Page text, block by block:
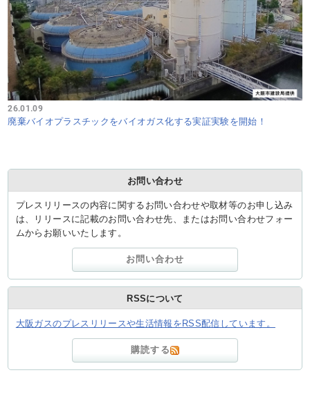
26.01.09
廃棄バイオプラスチックをバイオガス化する実証実験を開始！
お問い合わせ
プレスリリースの内容に関するお問い合わせや取材等のお申し込み
は、リリースに記載のお問い合わせ先、またはお問い合わせフォー
ムからお願いいたします。
お問い合わせ
RSSについて
大阪ガスのプレスリリースや生活情報をRSS配信しています。
購読する